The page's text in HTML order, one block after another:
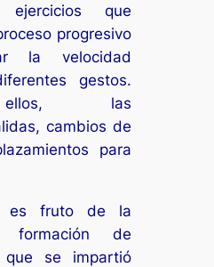
que
progresivo
la velocidad
gestos.
las
cambios de
para
es fruto de la
formación de
que se impartió